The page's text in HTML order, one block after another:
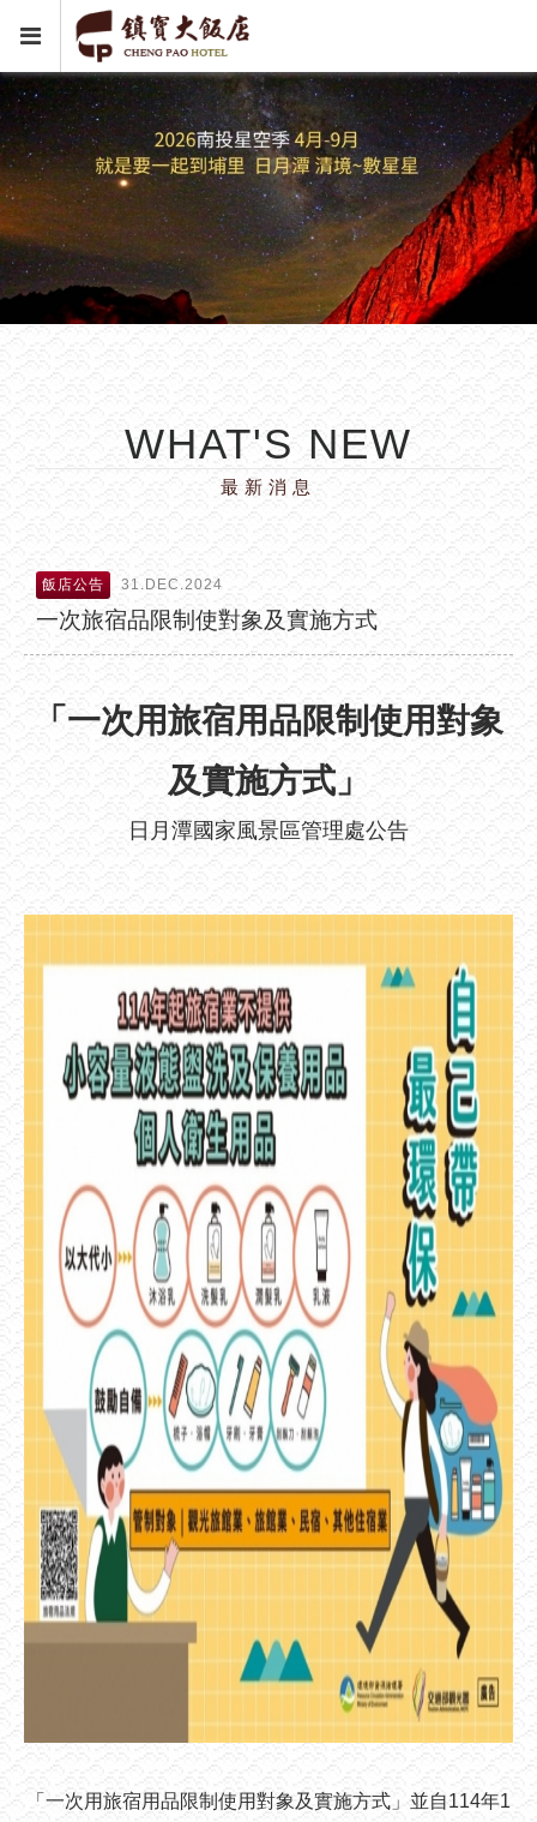
WHAT'S NEW
最新消息
飯店公告 31.DEC.2024
一次旅宿品限制使對象及實施方式
「一次用旅宿用品限制使用對象
及實施方式」
日月潭國家風景區管理處公告
「一次用旅宿用品限制使用對象及實施方式」並自114年1